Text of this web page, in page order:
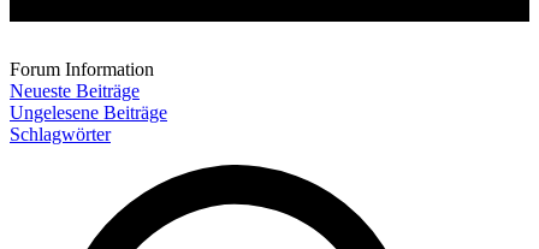
Forum Information
Neueste Beiträge
Ungelesene Beiträge
Schlagwörter